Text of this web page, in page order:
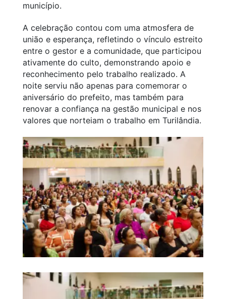
município.
A celebração contou com uma atmosfera de
união e esperança, refletindo o vínculo estreito
entre o gestor e a comunidade, que participou
ativamente do culto, demonstrando apoio e
reconhecimento pelo trabalho realizado. A
noite serviu não apenas para comemorar o
aniversário do prefeito, mas também para
renovar a confiança na gestão municipal e nos
valores que norteiam o trabalho em Turilândia.